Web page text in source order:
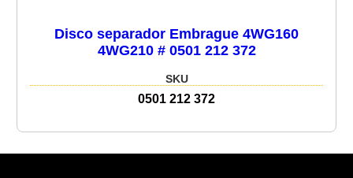
Disco separador Embrague 4WG160
4WG210 # 0501 212 372
SKU
0501 212 372